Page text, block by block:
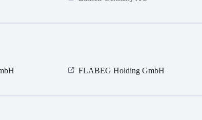
FLABEG Holding GmbH